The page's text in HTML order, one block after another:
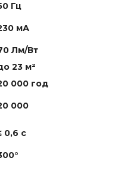
Гц
мА
Лм/Вт
23 м²
000 год
000
0,6 с